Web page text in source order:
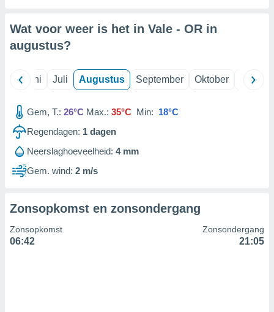
partners
Wat voor weer is het in Vale - OR in
augustus?
Juni Juli Augustus September Oktober
Gem, T.: 26°C Max.: 35°C Min: 18°C
Regendagen: 1 dagen
Neerslaghoeveelheid: 4 mm
Gem. wind: 2 m/s
Zonsopkomst en zonsondergang
Zonsopkomst
06:42
Zonsondergang
21:05